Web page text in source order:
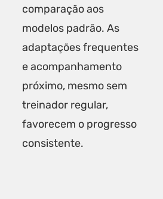
comparação aos
modelos padrão. As
adaptações frequentes
e acompanhamento
próximo, mesmo sem
treinador regular,
favorecem o progresso
consistente.